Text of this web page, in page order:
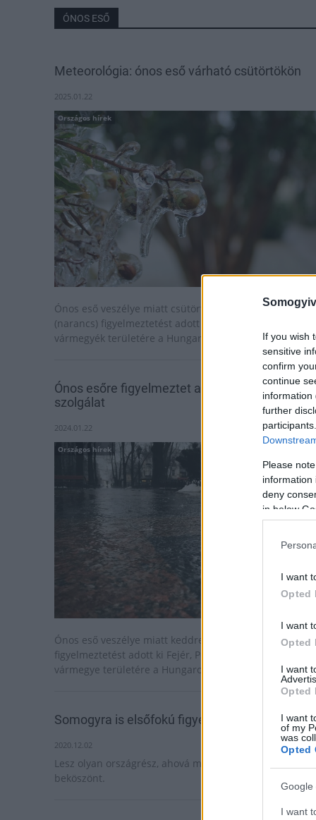
If you wish
sensitive
confirm
continue
information
further
Please
information
deny
in below
I want
Opted
I want
Opted
I want
Opted
I want
of my
was
Opted
Google
I want
ÓNOS ESŐ
Meteorológia: ónos eső várható csütörtökön
2025.01.22
Országos hírek
Ónos eső veszélye miatt csütörtökre másodfokú
(narancs) figyelmeztetést adott ki Nógrád és Heves
vármegyék területére a HungaroMet Nonprofit Zrt.
Ónos esőre figyelmeztet a meteorológiai
szolgálat
2024.01.22
Országos hírek
Ónos eső veszélye miatt keddre másodfokú (narancs)
figyelmeztetést adott ki Fejér, Pest és Veszprém
vármegye területére a HungaroMet Nonprofit Zrt.
Somogyra is elsőfokú figyelmeztetést adtak ki
2020.12.02
Lesz olyan országrész, ahová már a havazás is
beköszönt.